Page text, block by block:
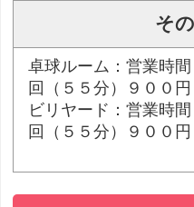
そ
卓球ルーム：営業時
回（５５分）９００円
ビリヤード：営業時
回（５５分）９００円